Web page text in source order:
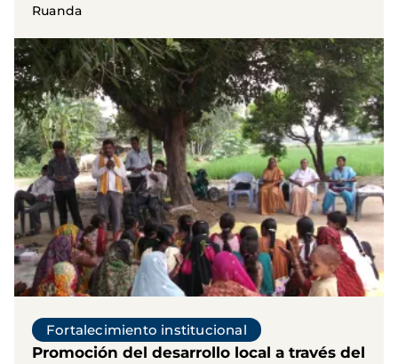
Ruanda
Fortalecimiento institucional
Promoción del desarrollo local a través del